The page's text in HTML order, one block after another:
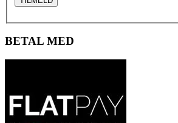
BETAL MED